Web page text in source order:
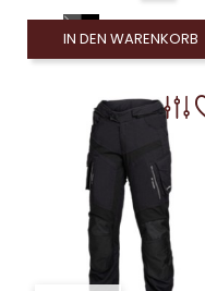
IN DEN WARENKORB